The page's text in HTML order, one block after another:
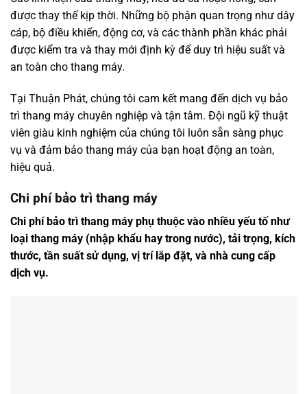
được thay thế kịp thời. Những bộ phận quan trọng như dây
cáp, bộ điều khiển, động cơ, và các thành phần khác phải
được kiểm tra và thay mới định kỳ để duy trì hiệu suất và
an toàn cho thang máy.
Tại Thuận Phát, chúng tôi cam kết mang đến dịch vụ bảo
trì thang máy chuyên nghiệp và tận tâm. Đội ngũ kỹ thuật
viên giàu kinh nghiệm của chúng tôi luôn sẵn sàng phục
vụ và đảm bảo thang máy của bạn hoạt động an toàn,
hiệu quả.
Chi phí bảo trì thang máy
Chi phí bảo trì thang máy phụ thuộc vào nhiều yếu tố như
loại thang máy (nhập khẩu hay trong nước), tải trọng, kích
thước, tần suất sử dụng, vị trí lắp đặt, và nhà cung cấp
dịch vụ.